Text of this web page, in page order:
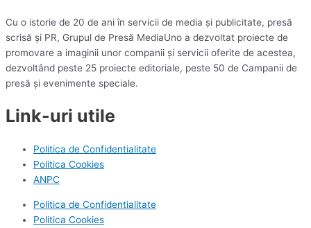
Cu o istorie de 20 de ani în servicii de media și publicitate, presă
scrisă și PR, Grupul de Presă MediaUno a dezvoltat proiecte de
promovare a imaginii unor companii și servicii oferite de acestea,
dezvoltând peste 25 proiecte editoriale, peste 50 de Campanii de
presă și evenimente speciale.
Link-uri utile
Politica de Confidentialitate
Politica Cookies
ANPC
Politica de Confidentialitate
Politica Cookies